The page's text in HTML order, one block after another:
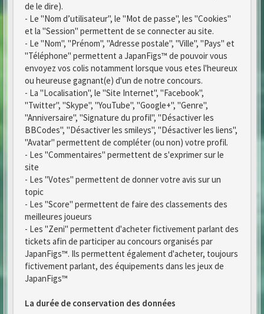
de le dire).
- Le "Nom d’utilisateur", le "Mot de passe", les "Cookies"
et la "Session" permettent de se connecter au site.
- Le "Nom", "Prénom", "Adresse postale", "Ville", "Pays" et
"Téléphone" permettent a JapanFigs™ de pouvoir vous
envoyez vos colis notamment lorsque vous etes l'heureux
ou heureuse gagnant(e) d'un de notre concours.
- La "Localisation", le "Site Internet", "Facebook",
"Twitter", "Skype", "YouTube", "Google+", "Genre",
"Anniversaire", "Signature du profil", "Désactiver les
BBCodes", "Désactiver les smileys", "Désactiver les liens",
"Avatar" permettent de compléter (ou non) votre profil.
- Les "Commentaires" permettent de s'exprimer sur le
site
- Les "Votes" permettent de donner votre avis sur un
topic
- Les "Score" permettent de faire des classements des
meilleures joueurs
- Les "Zeni" permettent d'acheter fictivement parlant des
tickets afin de participer au concours organisés par
JapanFigs™. Ils permettent également d'acheter, toujours
fictivement parlant, des équipements dans les jeux de
JapanFigs™
La durée de conservation des données